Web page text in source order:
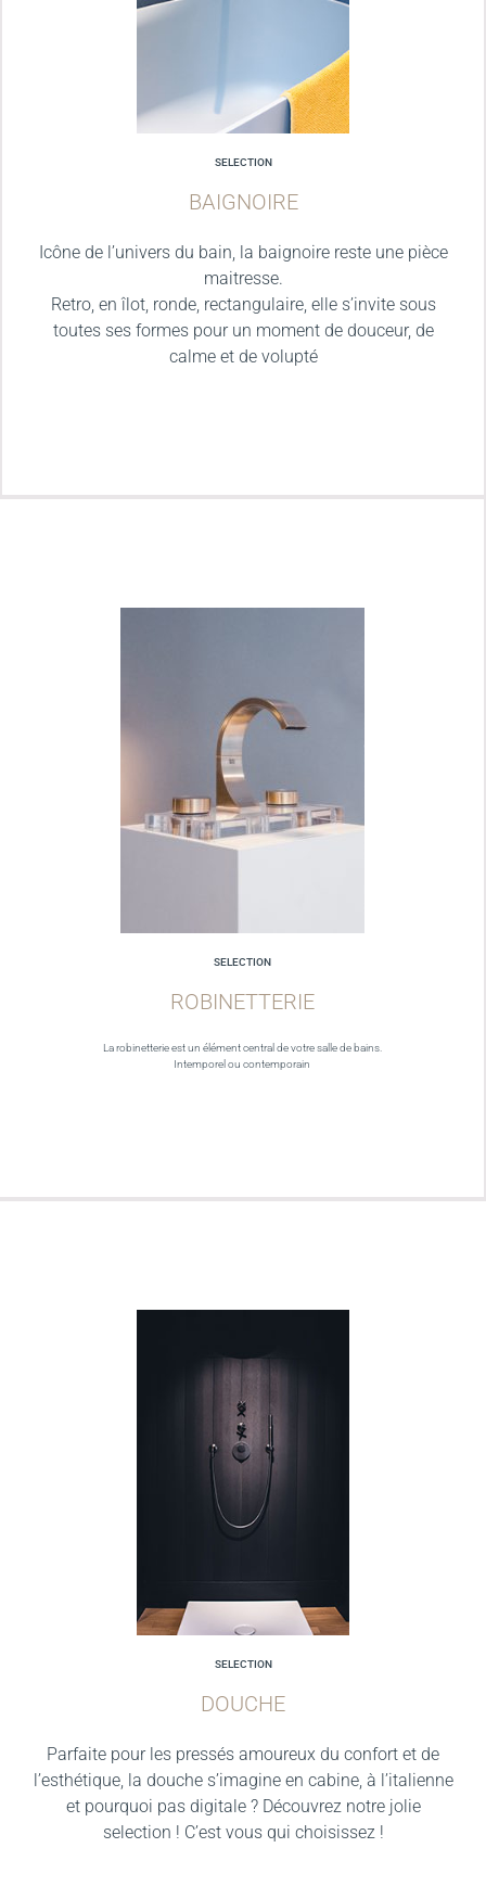
SELECTION
BAIGNOIRE
Icône de l’univers du bain, la baignoire reste une pièce
maitresse.
Retro, en îlot, ronde, rectangulaire, elle s’invite sous
toutes ses formes pour un moment de douceur, de
calme et de volupté
SELECTION
ROBINETTERIE
La robinetterie est un élément central de votre salle de bains.
Intemporel ou contemporain
SELECTION
DOUCHE
Parfaite pour les pressés amoureux du confort et de
l’esthétique, la douche s’imagine en cabine, à l’italienne
et pourquoi pas digitale ? Découvrez notre jolie
selection ! C’est vous qui choisissez !